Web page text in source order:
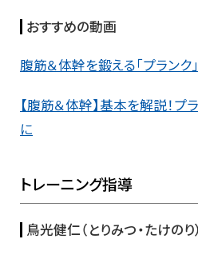
おすすめの動画
腹筋＆体幹を鍛える「プランク
【腹筋＆体幹】基本を解説！プ
に
トレーニング指導
鳥光健仁（とりみつ・たけのり）